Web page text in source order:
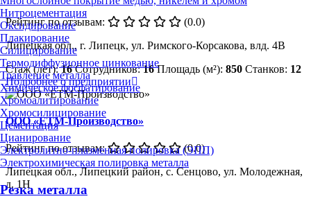
Нитроцементация
Оксидирование
Плакирование
Силицирование
Термодиффузионное цинкование
Травление металла
Химическое фосфатирование
Хромоалитирование
Хромосилицирование
Цементация
Цианирование
Электролитно-плазменная полировка (ЭПП)
Электрохимическая полировка металла
Резка металла
Рейтинг по отзывам:
(0.0)
Липецкая обл., г. Липецк, ул. Римского-Корсакова, влд. 4В
Стаж (лет):16 Сотрудников:16 Площадь (м²): 850 Станков: 12
Подробнее о предприятии
ООО «ЕТМ-Производство»
Рейтинг по отзывам:
(0.0)
Липецкая обл., Липецкий район, с. Сенцово, ул. Молодежная,
д. 1Н